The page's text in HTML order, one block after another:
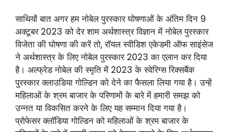
साथियों बात अगर हम नोबेल पुरस्कार घोषणाओं के अंतिम दिन 9
अक्टूबर 2023 को देर शाम अर्थशास्त्र विज्ञान में नोबेल पुरस्कार
विजेता की घोषणा की करें तो, रॉयल स्वीडिश एकेडमी ऑफ साइंसेज
ने अर्थशास्त्र के लिए नोबेल पुरस्कार 2023 का एलान कर दिया
है। अल्फ्रेड नोबेल की स्मृति में 2023 के स्वेरिग्स रिक्सबैंक
पुरस्कार क्लाउडिया गोल्डिन को देने का फैसला लिया गया है। उन्हें
महिलाओं के श्रम बाजार के परिणामों के बारे में हमारी समझ को
उन्नत या विकसित करने के लिए यह सम्मान दिया गया है।
प्रोफेसर क्लॉडिया गोल्डिन को महिलाओं के श्रम बाजार के